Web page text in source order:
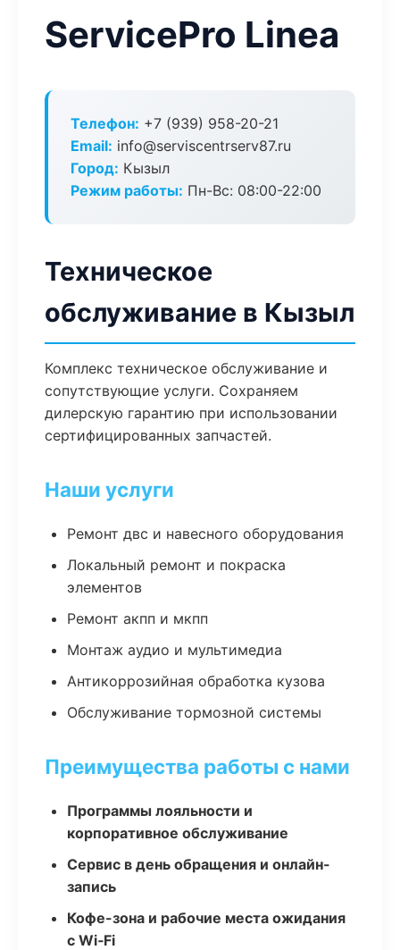
ServicePro Linea
Телефон: +7 (939) 958-20-21
Email: info@serviscentrserv87.ru
Город: Кызыл
Режим работы: Пн-Вс: 08:00-22:00
Техническое
обслуживание в Кызыл
Комплекс техническое обслуживание и
сопутствующие услуги. Сохраняем
дилерскую гарантию при использовании
сертифицированных запчастей.
Наши услуги
Ремонт двс и навесного оборудования
Локальный ремонт и покраска
элементов
Ремонт акпп и мкпп
Монтаж аудио и мультимедиа
Антикоррозийная обработка кузова
Обслуживание тормозной системы
Преимущества работы с нами
Программы лояльности и
корпоративное обслуживание
Сервис в день обращения и онлайн-
запись
Кофе-зона и рабочие места ожидания
с Wi‑Fi